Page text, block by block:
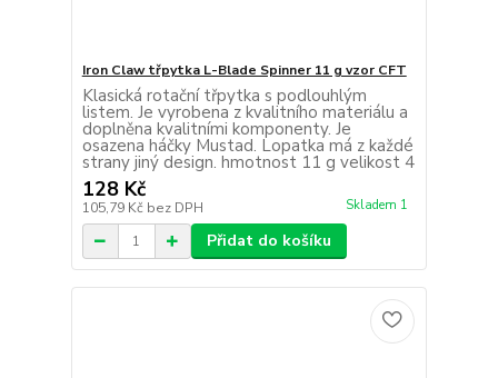
Iron Claw třpytka L-Blade Spinner 11 g vzor CFT
Klasická rotační třpytka s podlouhlým
listem. Je vyrobena z kvalitního materiálu a
doplněna kvalitními komponenty. Je
osazena háčky Mustad. Lopatka má z každé
strany jiný design. hmotnost 11 g velikost 4
128 Kč
105,79 Kč bez DPH Skladem 1
Přidat do košíku